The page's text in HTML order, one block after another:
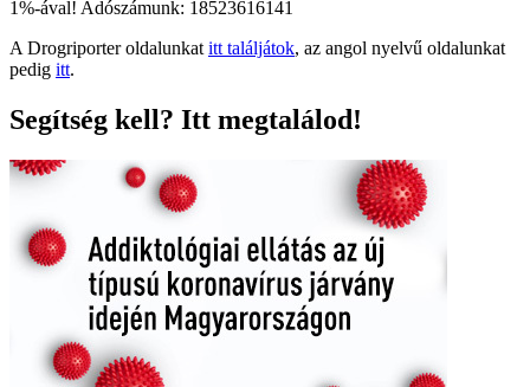
1%-ával! Adószámunk: 18523616141
A Drogriporter oldalunkat itt találjátok, az angol nyelvű oldalunkat
pedig itt.
Segítség kell? Itt megtalálod!